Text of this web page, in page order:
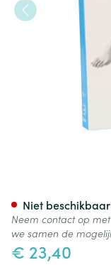
€ 23,40
Niet beschikbaar
Neem contact op
we samen de